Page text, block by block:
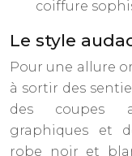
coiffure
Le style
Pour une allure
à sortir des
des coupes
graphiques et
robe noir et